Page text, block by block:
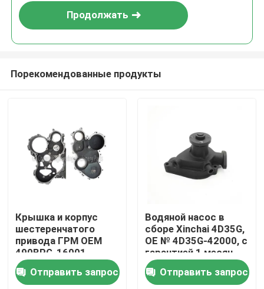
Домой
Продукты
Видеозаписи
Продолжать
Порекомендованные продукты
Крышка и корпус
шестеренчатого
привода ГРМ OEM
490BPG-16001
490BPG-16003 для
вилочного
Отправить запрос
Водяной насос в
сборе Xinchai 4D35G,
OE № 4D35G-42000, с
гарантией 1 месяц
для двигателей
вилочных
Отправить запрос